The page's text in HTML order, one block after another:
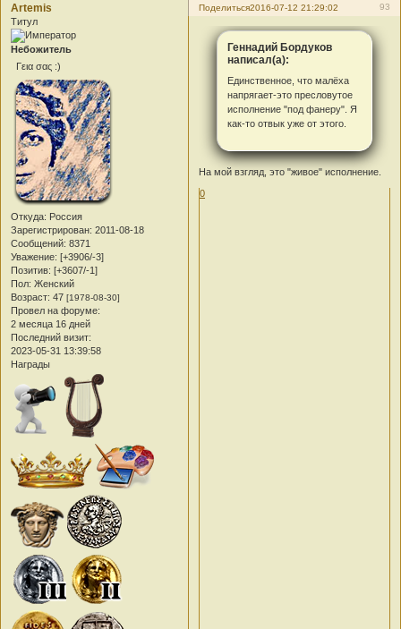
Поделиться 93
2016-07-12 21:29:02
Artemis
Титул
Небожитель
Γεια σας :)
Откуда: Россия
Зарегистрирован: 2011-08-18
Сообщений: 8371
Уважение: [+3906/-3]
Позитив: [+3607/-1]
Пол: Женский
Возраст: 47 [1978-08-30]
Провел на форуме:
2 месяца 16 дней
Последний визит:
2023-05-31 13:39:58
Награды
Геннадий Бордуков
написал(а):
Единственное, что малёха
напрягает-это пресловутое
исполнение "под фанеру". Я
как-то отвык уже от этого.
На мой взгляд, это "живое" исполнение.
0